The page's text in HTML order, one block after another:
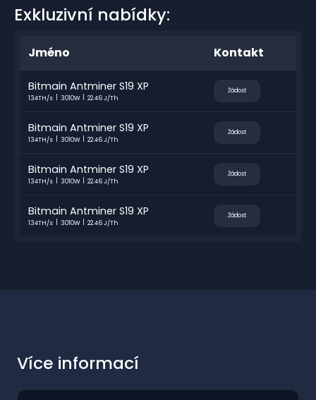
Exkluzivní nabídky:
Jméno Kontakt
Bitmain Antminer S19 XP
134TH/s 3010W 22.46 J/Th
Žádost
Bitmain Antminer S19 XP
134TH/s 3010W 22.46 J/Th
Žádost
Bitmain Antminer S19 XP
134TH/s 3010W 22.46 J/Th
Žádost
Bitmain Antminer S19 XP
134TH/s 3010W 22.46 J/Th
Žádost
Více informací